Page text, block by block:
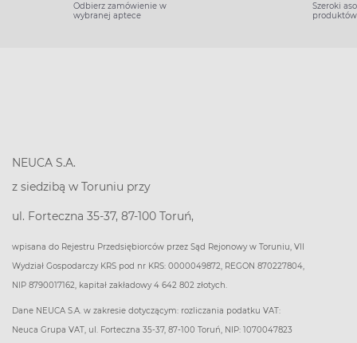
Odbierz zamówienie w
wybranej aptece
Szeroki
produktów
NEUCA S.A.
z siedzibą w Toruniu przy
ul. Forteczna 35-37, 87-100 Toruń,
wpisana do Rejestru Przedsiębiorców przez Sąd Rejonowy w Toruniu, VII
Wydział Gospodarczy KRS pod nr KRS: 0000049872, REGON 870227804,
NIP 8790017162, kapitał zakładowy 4 642 802 złotych.
Dane NEUCA S.A. w zakresie dotyczącym: rozliczania podatku VAT:
Neuca Grupa VAT, ul. Forteczna 35-37, 87-100 Toruń, NIP: 1070047823